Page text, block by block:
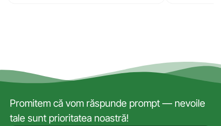
Promitem că vom răspunde prompt — nevoile
tale sunt prioritatea noastră!